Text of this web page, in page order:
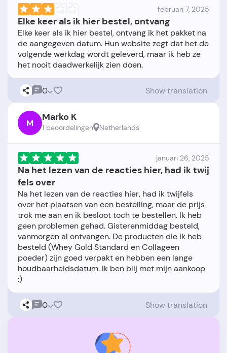
februari 7, 2025
Elke keer als ik hier bestel, ontvang
Elke keer als ik hier bestel, ontvang ik het pakket na
de aangegeven datum. Hun website zegt dat het de
volgende werkdag wordt geleverd, maar ik heb ze
0 Show translation
M Marko K
1 beoordelingen Netherlands
januari 26, 2025
Na het lezen van de reacties hier, had ik twij
fels over
Na het lezen van de reacties hier, had ik twijfels
over het plaatsen van een bestelling, maar de prijs
trok me aan en ik besloot toch te bestellen. Ik heb
geen problemen gehad. Gisterenmiddag besteld,
vanmorgen al ontvangen. De producten die ik heb
besteld (Whey Gold Standard en Collageen
poeder) zijn goed verpakt en hebben een lange
houdbaarheidsdatum. Ik ben blij met mijn aankoop
0 Show translation